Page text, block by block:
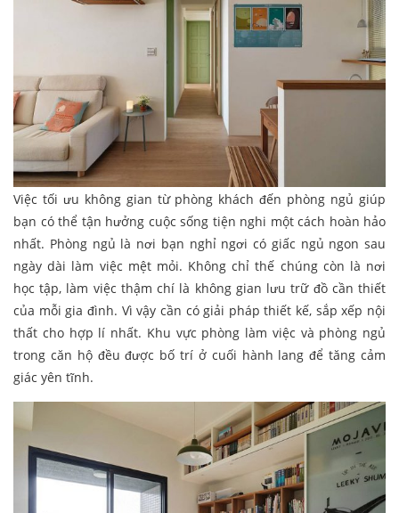
Việc tối ưu không gian từ phòng khách đến phòng ngủ giúp
bạn có thể tận hưởng cuộc sống tiện nghi một cách hoàn hảo
nhất. Phòng ngủ là nơi bạn nghỉ ngơi có giấc ngủ ngon sau
ngày dài làm việc mệt mỏi. Không chỉ thế chúng còn là nơi
học tập, làm việc thậm chí là không gian lưu trữ đồ cần thiết
của mỗi gia đình. Vì vậy cần có giải pháp thiết kế, sắp xếp nội
thất cho hợp lí nhất. Khu vực phòng làm việc và phòng ngủ
trong căn hộ đều được bố trí ở cuối hành lang để tăng cảm
giác yên tĩnh.